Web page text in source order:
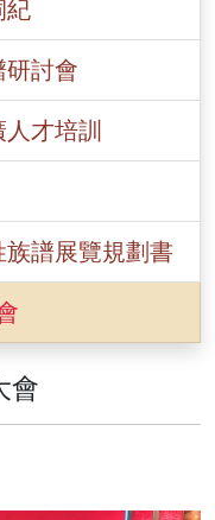
紀
研討會
才培訓
譜展覽規劃書
會